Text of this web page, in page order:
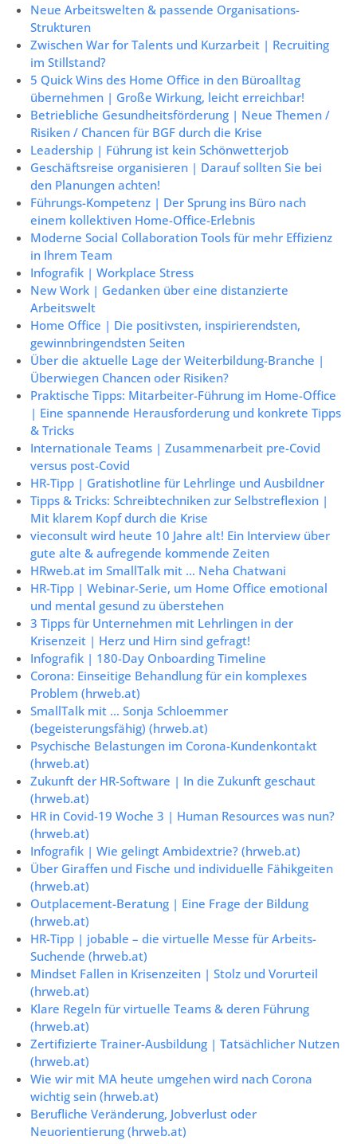
Neue Arbeitswelten & passende Organisations-
Strukturen
Zwischen War for Talents und Kurzarbeit | Recruiting
im Stillstand?
5 Quick Wins des Home Office in den Büroalltag
übernehmen | Große Wirkung, leicht erreichbar!
Betriebliche Gesundheitsförderung | Neue Themen /
Risiken / Chancen für BGF durch die Krise
Leadership | Führung ist kein Schönwetterjob
Geschäftsreise organisieren | Darauf sollten Sie bei
den Planungen achten!
Führungs-Kompetenz | Der Sprung ins Büro nach
einem kollektiven Home-Office-Erlebnis
Moderne Social Collaboration Tools für mehr Effizienz
in Ihrem Team
Infografik | Workplace Stress
New Work | Gedanken über eine distanzierte
Arbeitswelt
Home Office | Die positivsten, inspirierendsten,
gewinnbringendsten Seiten
Über die aktuelle Lage der Weiterbildung-Branche |
Überwiegen Chancen oder Risiken?
Praktische Tipps: Mitarbeiter-Führung im Home-Office
| Eine spannende Herausforderung und konkrete Tipps
& Tricks
Internationale Teams | Zusammenarbeit pre-Covid
versus post-Covid
HR-Tipp | Gratishotline für Lehrlinge und Ausbildner
Tipps & Tricks: Schreibtechniken zur Selbstreflexion |
Mit klarem Kopf durch die Krise
vieconsult wird heute 10 Jahre alt! Ein Interview über
gute alte & aufregende kommende Zeiten
HRweb.at im SmallTalk mit … Neha Chatwani
HR-Tipp | Webinar-Serie, um Home Office emotional
und mental gesund zu überstehen
3 Tipps für Unternehmen mit Lehrlingen in der
Krisenzeit | Herz und Hirn sind gefragt!
Infografik | 180-Day Onboarding Timeline
Corona: Einseitige Behandlung für ein komplexes
Problem (hrweb.at)
SmallTalk mit … Sonja Schloemmer
(begeisterungsfähig) (hrweb.at)
Psychische Belastungen im Corona-Kundenkontakt
(hrweb.at)
Zukunft der HR-Software | In die Zukunft geschaut
(hrweb.at)
HR in Covid-19 Woche 3 | Human Resources was nun?
(hrweb.at)
Infografik | Wie gelingt Ambidextrie? (hrweb.at)
Über Giraffen und Fische und individuelle Fähikgeiten
(hrweb.at)
Outplacement-Beratung | Eine Frage der Bildung
(hrweb.at)
HR-Tipp | jobable – die virtuelle Messe für Arbeits-
Suchende (hrweb.at)
Mindset Fallen in Krisenzeiten | Stolz und Vorurteil
(hrweb.at)
Klare Regeln für virtuelle Teams & deren Führung
(hrweb.at)
Zertifizierte Trainer-Ausbildung | Tatsächlicher Nutzen
(hrweb.at)
Wie wir mit MA heute umgehen wird nach Corona
wichtig sein (hrweb.at)
Berufliche Veränderung, Jobverlust oder
Neuorientierung (hrweb.at)